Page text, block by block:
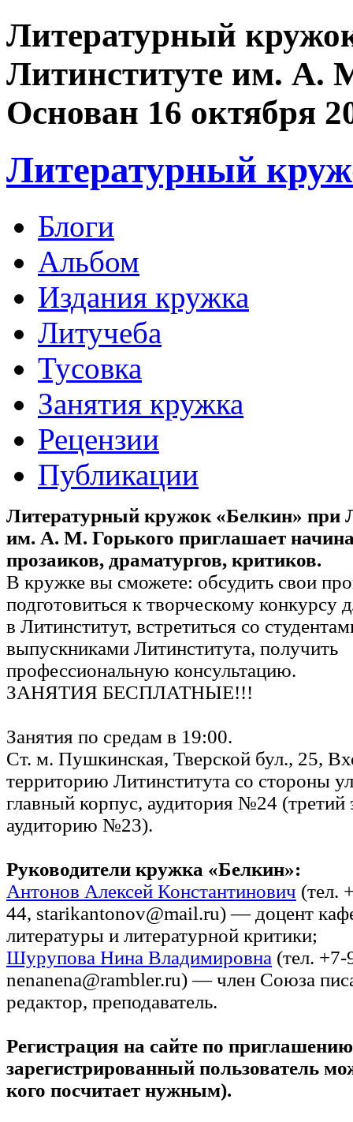
Литературный
Литинституте им. А.
Основан 16 октября
Литературный
Блоги
Альбом
Издания кружка
Литучеба
Тусовка
Занятия кружка
Рецензии
Публикации
Литературный кружок «Белкин» при
им. А. М. Горького приглашает
прозаиков, драматургов, критиков.
В кружке вы сможете: обсудить свои
подготовиться к творческому конкурсу
в Литинститут, встретиться со
выпускниками Литинститута, получить
профессиональную консультацию.
ЗАНЯТИЯ БЕСПЛАТНЫЕ!!!
Занятия по средам в 19:00.
Ст. м. Пушкинская, Тверской бул., 25,
территорию Литинститута со стороны
главный корпус, аудитория №24 (третий
аудиторию №23).
Руководители кружка «Белкин»:
Антонов Алексей Константинович (тел.
44, starikantonov@mail.ru) — доцент
литературы и литературной критики;
Шурупова Нина Владимировна (тел.
nenanena@rambler.ru) — член Союза
редактор, преподаватель.
Регистрация на сайте по
зарегистрированный пользователь
кого посчитает нужным).